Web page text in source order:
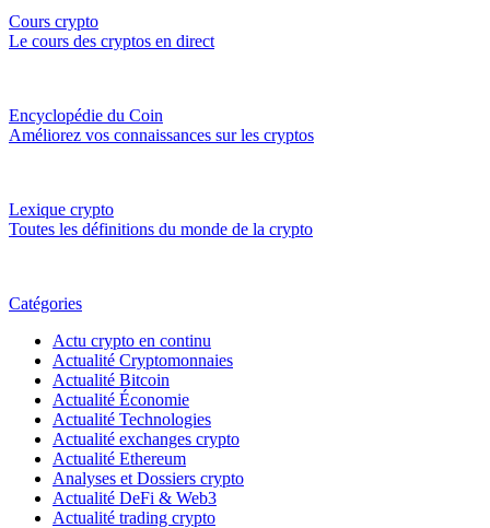
Cours crypto
Le cours des cryptos en direct
Encyclopédie du Coin
Améliorez vos connaissances sur les cryptos
Lexique crypto
Toutes les définitions du monde de la crypto
Catégories
Actu crypto en continu
Actualité Cryptomonnaies
Actualité Bitcoin
Actualité Économie
Actualité Technologies
Actualité exchanges crypto
Actualité Ethereum
Analyses et Dossiers crypto
Actualité DeFi & Web3
Actualité trading crypto